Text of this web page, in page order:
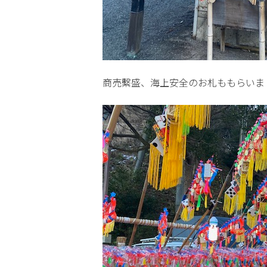
商売繫盛、海上安全のお札ももらい